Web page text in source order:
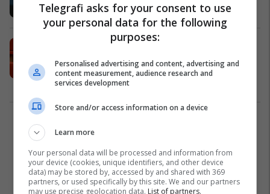
Kujdesi për kafshët 01/02/2026
Macja juaj bën këto gjëra çdo ditë?
Ja pse nuk janë aspak të
rastësishme
Kërshëri
Telegrafi asks for your consent to use
your personal data for the following
purposes:
Personalised advertising and content, advertising and
content measurement, audience research and
services development
Store and/or access information on a device
Learn more
Your personal data will be processed and information from
your device (cookies, unique identifiers, and other device
data) may be stored by, accessed by and shared with 369
partners, or used specifically by this site. We and our partners
may use precise geolocation data. List of partners.